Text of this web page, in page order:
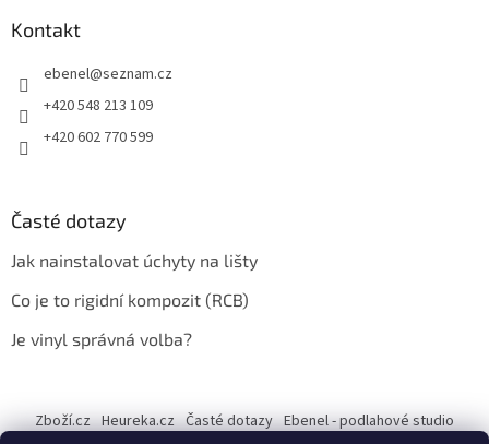
Kontakt
ebenel@seznam.cz
+420 548 213 109
+420 602 770 599
Časté dotazy
Jak nainstalovat úchyty na lišty
Co je to rigidní kompozit (RCB)
Je vinyl správná volba?
Zboží.cz Heureka.cz Časté dotazy Ebenel - podlahové studio